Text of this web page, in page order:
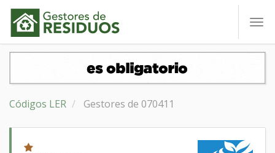
Códigos LER Gestores de 070411